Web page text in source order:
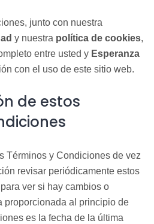
junto con nuestra
y nuestra política de cookies,
entre usted y Esperanza
con el uso de este sitio web.
de estos
Términos y Condiciones de vez
ón revisar periódicamente estos
ver si hay cambios o
proporcionada al principio de
es la fecha de la última